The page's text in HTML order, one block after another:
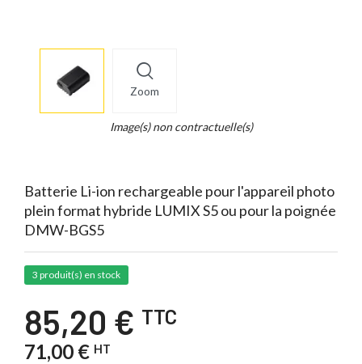
Zoom
info
Image(s) non contractuelle(s)
Batterie Li-ion rechargeable pour l'appareil photo
plein format hybride LUMIX S5 ou pour la poignée
DMW-BGS5
3 produit(s) en stock
85,20 € TTC
71,00 € HT